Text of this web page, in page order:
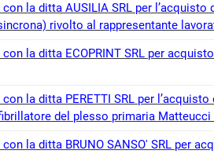
la ditta AUSILIA SRL per
rivolto al rappresentante
la ditta ECOPRINT SRL per
la ditta PERETTI SRL per
del plesso primaria Matteucci
la ditta BRUNO SANSO' SRL per